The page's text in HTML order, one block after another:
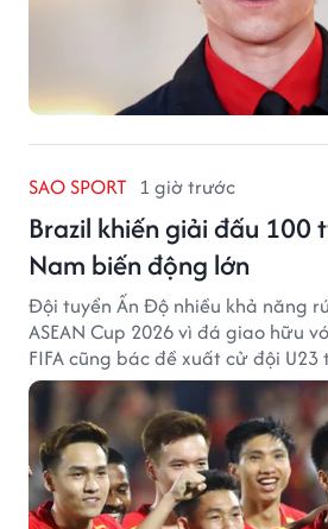
SAO SPORT 1 giờ trước
Brazil khiến giải đấu 100
Nam biến động lớn
Đội tuyển Ấn Độ nhiều khả năng
ASEAN Cup 2026 vì đá giao hữu
FIFA cũng bác đề xuất cử đội
tuyển quốc gia.